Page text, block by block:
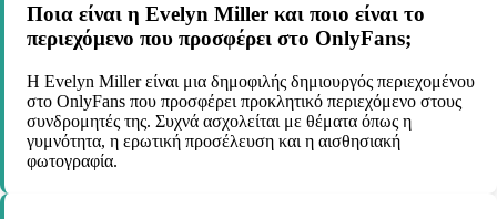
Ποια είναι η Evelyn Miller και ποιο είναι το
περιεχόμενο που προσφέρει στο OnlyFans;
Η Evelyn Miller είναι μια δημοφιλής δημιουργός περιεχομένου
στο OnlyFans που προσφέρει προκλητικό περιεχόμενο στους
συνδρομητές της. Συχνά ασχολείται με θέματα όπως η
γυμνότητα, η ερωτική προσέλευση και η αισθησιακή
φωτογραφία.